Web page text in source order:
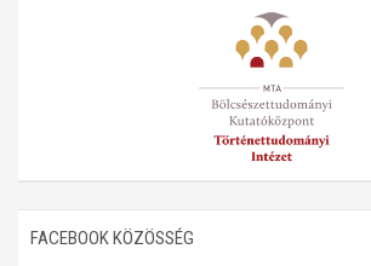
FACEBOOK KÖZÖSSÉG